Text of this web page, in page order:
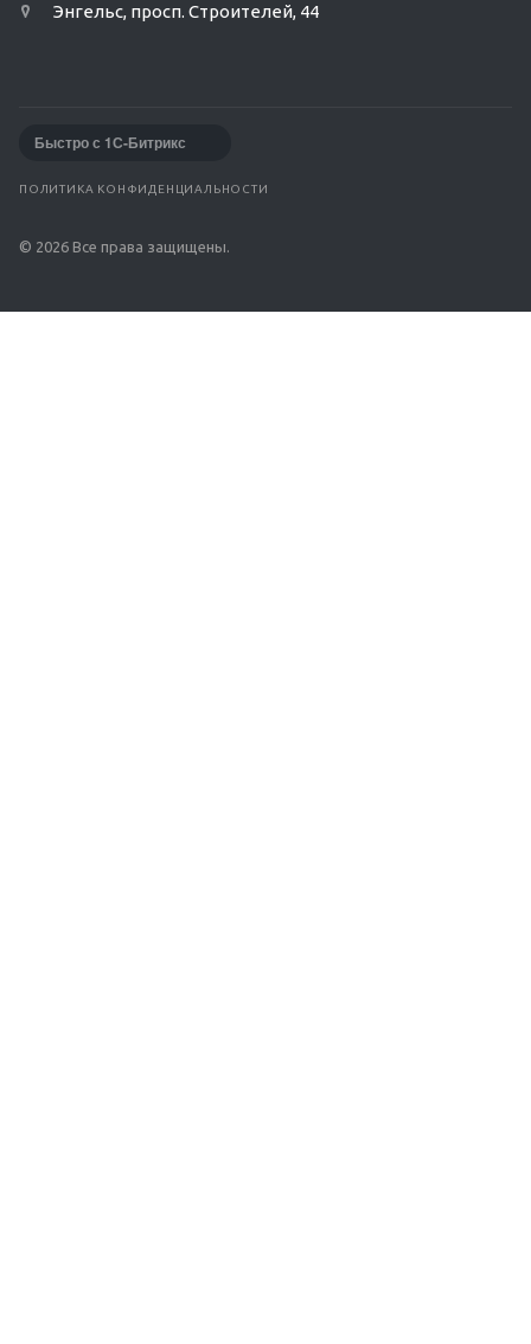
Энгельс, просп. Строителей, 44
Быстро с 1С-Битрикс
ПОЛИТИКА КОНФИДЕНЦИАЛЬНОСТИ
© 2026 Все права защищены.